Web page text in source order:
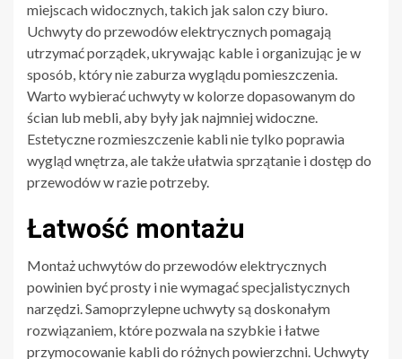
miejscach widocznych, takich jak salon czy biuro.
Uchwyty do przewodów elektrycznych pomagają
utrzymać porządek, ukrywając kable i organizując je w
sposób, który nie zaburza wyglądu pomieszczenia.
Warto wybierać uchwyty w kolorze dopasowanym do
ścian lub mebli, aby były jak najmniej widoczne.
Estetyczne rozmieszczenie kabli nie tylko poprawia
wygląd wnętrza, ale także ułatwia sprzątanie i dostęp do
przewodów w razie potrzeby.
Łatwość montażu
Montaż uchwytów do przewodów elektrycznych
powinien być prosty i nie wymagać specjalistycznych
narzędzi. Samoprzylepne uchwyty są doskonałym
rozwiązaniem, które pozwala na szybkie i łatwe
przymocowanie kabli do różnych powierzchni. Uchwyty